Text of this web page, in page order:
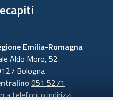
Emilia-Romagna
Aldo Moro, 52
Bologna
051 5271
telefoni o indirizzi